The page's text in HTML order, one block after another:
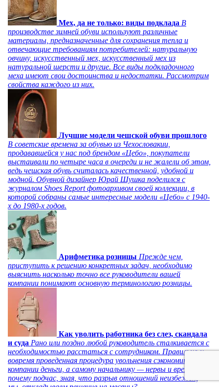
Мех, да не только: виды подклада В
производстве зимней обуви используют различные
материалы, предназначенные для сохранения тепла и
отвечающие требованиям потребителей: натуральную
овчину, искусственный мех, искусственный мех из
натуральной шерсти и другие. Все виды подкладочного
меха имеют свои достоинства и недостатки. Рассмотрим
свойства каждого из них.
Лучшие модели чешской обуви прошлого
В советские времена за обувью из Чехословакии,
продававшейся у нас под брендом «Цебо», покупатели
выстаивали по четыре часа в очереди и не жалели об этом,
ведь чешская обувь считалась качественной, удобной и
модной. Обувной дизайнер Юрай Шушка поделился с
журналом Shoes Report фотоархивом своей коллекции, в
которой собраны самые интересные модели «Цебо» с 1940-
х до 1980-х годов.
Арифметика розницы Прежде чем,
приступить к решению конкретных задач, необходимо
выяснить насколько точно все руководители вашей
компании понимают основную терминологию розницы.
Как уволить работника без слез, скандала
и суда Рано или поздно любой руководитель сталкивается с
необходимостью расстаться с сотрудником. Правильно и
вовремя проведенная процедура увольнения сэкономит
компании деньги, а самому начальнику — нервы и время. Но
почему подчас, зная, что разрыв отношений неизбежен,